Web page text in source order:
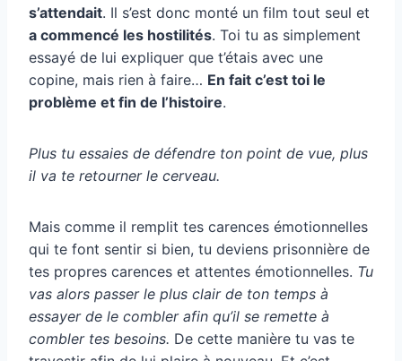
s’attendait. Il s’est donc monté un film tout seul et
a commencé les hostilités. Toi tu as simplement
essayé de lui expliquer que t’étais avec une
copine, mais rien à faire… En fait c’est toi le
problème et fin de l’histoire.
Plus tu essaies de défendre ton point de vue, plus
il va te retourner le cerveau.
Mais comme il remplit tes carences émotionnelles
qui te font sentir si bien, tu deviens prisonnière de
tes propres carences et attentes émotionnelles. Tu
vas alors passer le plus clair de ton temps à
essayer de le combler afin qu’il se remette à
combler tes besoins. De cette manière tu vas te